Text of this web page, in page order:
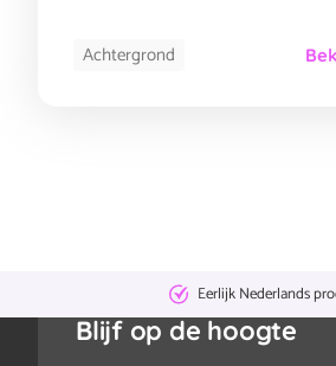
Achtergrond
Eerlijk Nederlands
Blijf op de hoogte